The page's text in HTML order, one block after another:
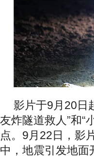
影片于9月20日
友炸隧道救人”和“
点。9月22日，影
中，地震引发地面